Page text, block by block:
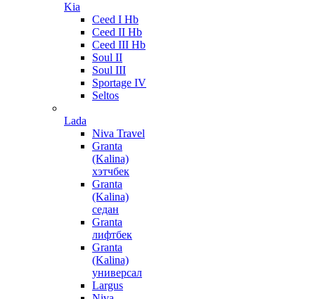
Kia
Ceed I Hb
Ceed II Hb
Ceed III Hb
Soul II
Soul III
Sportage IV
Seltos
Lada
Niva Travel
Granta
(Kalina)
хэтчбек
Granta
(Kalina)
седан
Granta
лифтбек
Granta
(Kalina)
универсал
Largus